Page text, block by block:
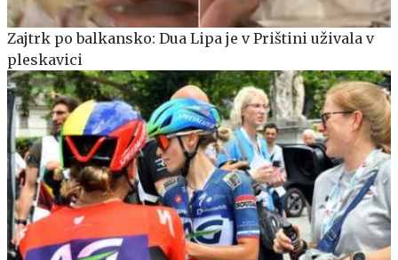
Zajtrk po balkansko: Dua Lipa je v Prištini uživala v
pleskavici